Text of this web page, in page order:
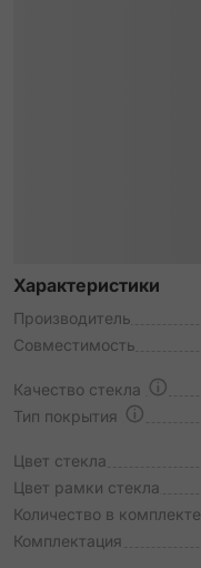
Характеристики
Производитель
Совместимость
Качество стекла
Тип покрытия
Цвет стекла
Цвет рамки стекла
Количество в комплекте
Комплектация